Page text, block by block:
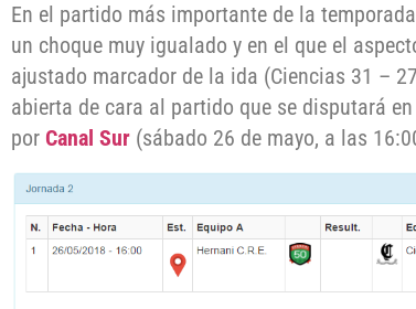
En el partido más importante de la
un choque muy igualado y en el que el
ajustado marcador de la ida (Ciencias 31 –
abierta de cara al partido que se disputará
por Canal Sur (sábado 26 de mayo, a las